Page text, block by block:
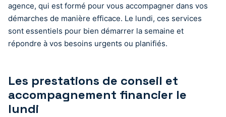
agence, qui est formé pour vous accompagner dans vos
démarches de manière efficace. Le lundi, ces services
sont essentiels pour bien démarrer la semaine et
répondre à vos besoins urgents ou planifiés.
Les prestations de conseil et
accompagnement financier le
lundi